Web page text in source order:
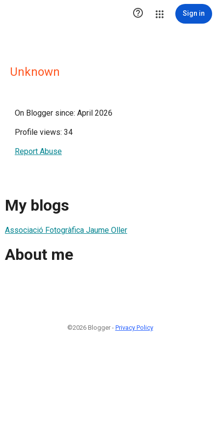
 Sign in
Unknown
On Blogger since: April 2026
Profile views: 34
Report Abuse
My blogs
Associació Fotogràfica Jaume Oller
About me
©2026 Blogger - Privacy Policy